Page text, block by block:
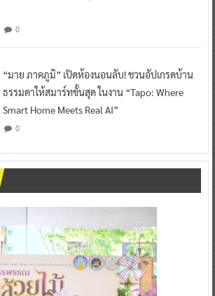
0
“มาย ภาคภูมิ” เปิดห้องนอนลับ! ชวนอัปเกรดบ้าน
ธรรมดาให้สมาร์ทขั้นสุด ในงาน “Tapo: Where
Smart Home Meets Real AI”
0